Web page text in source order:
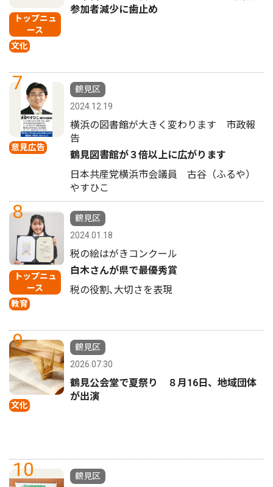
トップニュ
ース
文化
参加者減少に歯止め
7
意見広告
鶴見区
2024.12.19
横浜の図書館が大きく変わります 市政報
告
鶴見図書館が３倍以上に広がります
日本共産党横浜市会議員 古谷（ふるや）
やすひこ
8
トップニュ
ース
教育
鶴見区
2024.01.18
税の絵はがきコンクール
白木さんが県で最優秀賞
税の役割､大切さを表現
9
文化
鶴見区
2026.07.30
鶴見公会堂で夏祭り ８月16日、地域団体
が出演
10
鶴見区